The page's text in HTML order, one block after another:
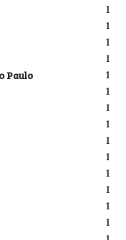
1
1
1
1
1
Paulo
1
1
1
1
1
1
1
1
1